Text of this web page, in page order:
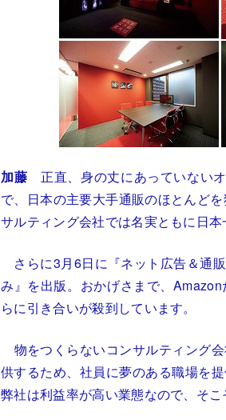
加藤
正直、身の丈にあっていない
で、日本の主要大手通販のほとんど
サルティング会社では名実ともに日本
さらに3月6日に 『ネット広告＆通
み』 を出版。おかげさまで、
らに引き合いが殺到しています。
物をつくらないコンサルティング
供するため、社員に夢のある職場を
弊社は利益率が高い業態なので、そこ